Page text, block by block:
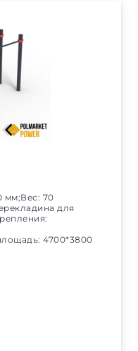
мм;Вес: 70
для
4700*3800